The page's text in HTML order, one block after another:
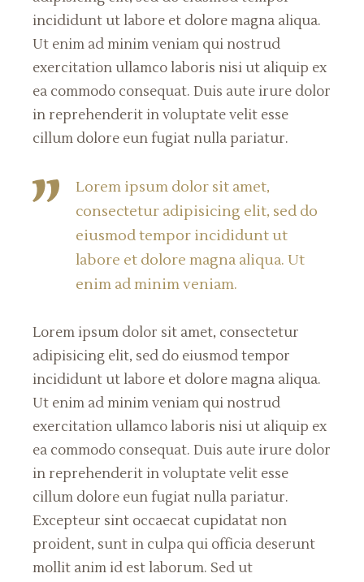
incididunt ut labore et dolore magna aliqua.
Ut enim ad minim veniam qui nostrud
exercitation ullamco laboris nisi ut aliquip ex
ea commodo consequat. Duis aute irure dolor
in reprehenderit in voluptate velit esse
cillum dolore eun fugiat nulla pariatur.
Lorem ipsum dolor sit amet,
consectetur adipisicing elit, sed do
eiusmod tempor incididunt ut
labore et dolore magna aliqua. Ut
enim ad minim veniam.
Lorem ipsum dolor sit amet, consectetur
adipisicing elit, sed do eiusmod tempor
incididunt ut labore et dolore magna aliqua.
Ut enim ad minim veniam qui nostrud
exercitation ullamco laboris nisi ut aliquip ex
ea commodo consequat. Duis aute irure dolor
in reprehenderit in voluptate velit esse
cillum dolore eun fugiat nulla pariatur.
Excepteur sint occaecat cupidatat non
proident, sunt in culpa qui officia deserunt
mollit anim id est laborum. Sed ut